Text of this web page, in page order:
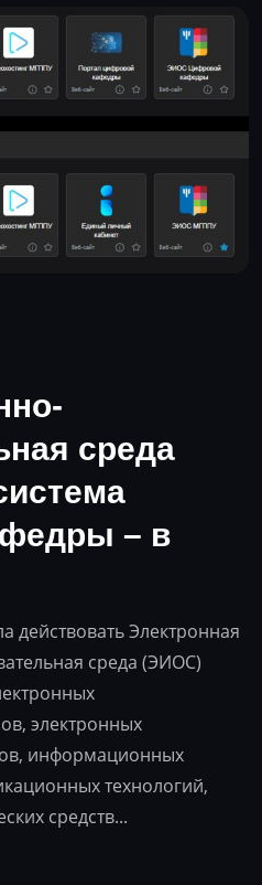
среда
– в
действовать Электронная
среда (ЭИОС)
электронных
информационных
технологий,
средств...